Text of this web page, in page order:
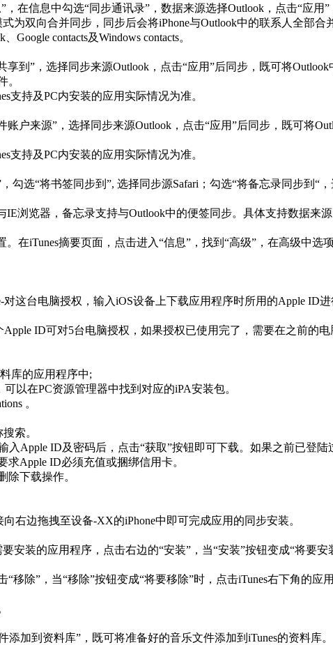
在信息中勾选“同步通讯录”，数据来源选择Outlook，点击“应
为双向合并同步，同步后会将iPhone与Outlook中的联系人全部合
contacts及Windows contacts。
到”，选择同步来源Outlook，点击“应用”后同步，既可将
。
支持及PC内安装的应用实际情况为准。
户来源”，选择同步来源Outlook，点击“应用”后同步，既可将
支持及PC内安装的应用实际情况为准。
勾选“将书签同步到”, 选择同步源Safari；勾选“将备忘录同步到“
浏览器，备忘录支持与Outlook中的便签同步。具体支持数据来
在iTunes摘要页面，点击进入“信息”，找到“高级”，在高级中选
对这台电脑授权，输入iOS设备上下载应用程序时所用的Apple ID进
ID可对5台电脑授权，如果授权已使用完了，需要在之前的
库的应用程序中;
以在PC资源管理器中找到对应的iPA安装包。
。
索。
Apple ID及密码后，点击“获取”按钮即可下载。如果之前已登
Apple ID必须充值或捆绑信用卡。
除下载操作。
右边拖拽至设备-XX的iPhone中即可完成应用的同步安装。
安装的应用程序，点击右边的“安装”，当“安装”按钮变成“将要
除”，当“移除”按钮变成“将要移除”时，点击iTunes右下角的应
加到资料库”，既可将准备好的音乐文件添加到iTunes的资料库。